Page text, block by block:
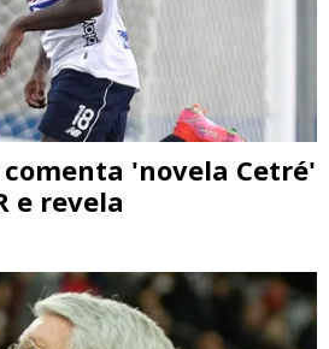
'novela Cetré'
e revela